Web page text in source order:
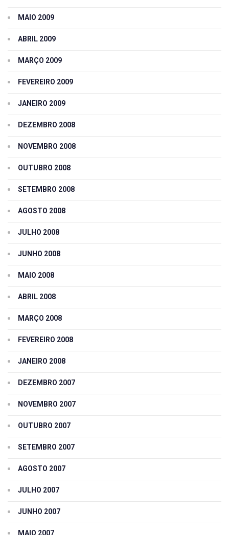
MAIO 2009
ABRIL 2009
MARÇO 2009
FEVEREIRO 2009
JANEIRO 2009
DEZEMBRO 2008
NOVEMBRO 2008
OUTUBRO 2008
SETEMBRO 2008
AGOSTO 2008
JULHO 2008
JUNHO 2008
MAIO 2008
ABRIL 2008
MARÇO 2008
FEVEREIRO 2008
JANEIRO 2008
DEZEMBRO 2007
NOVEMBRO 2007
OUTUBRO 2007
SETEMBRO 2007
AGOSTO 2007
JULHO 2007
JUNHO 2007
MAIO 2007